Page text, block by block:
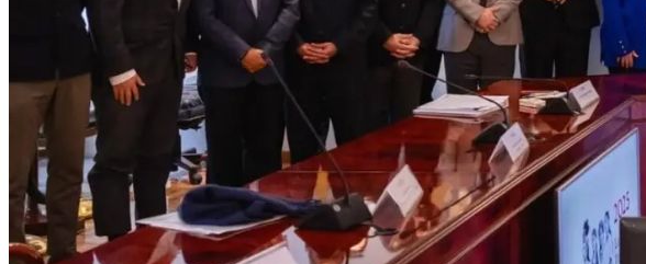
ECONOMÍA